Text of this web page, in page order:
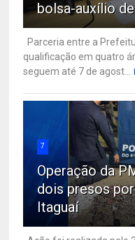
bolsa-auxílio
Parceria entre a
qualificação em quatro
seguem até 7 de agost...
7
Operação da
dois presos
Itaguaí